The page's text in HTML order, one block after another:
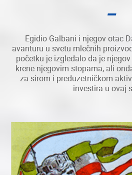
Egidio Galbani i njegov otac
avanturu u svetu mlečnih
početku je izgledalo da je
krene njegovim stopama, ali
za sirom i preduzetničkom
investira u ovaj